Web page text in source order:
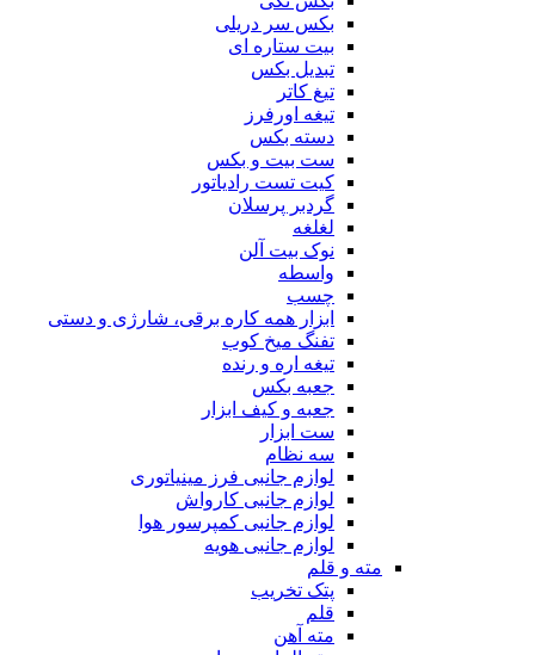
بکس سر دریلی
بیت ستاره ای
تبدیل بکس
تیغ کاتر
تیغه اورفرز
دسته بکس
ست بیت و بکس
کیت تست رادیاتور
گردبر پرسلان
لغلغه
نوک بیت آلن
واسطه
چسب
ابزار همه کاره برقی، شارژی و دستی
تفنگ میخ کوب
تیغه اره و رنده
جعبه بکس
جعبه و کیف ابزار
ست ابزار
سه نظام
لوازم جانبی فرز مینیاتوری
لوازم جانبی کارواش
لوازم جانبی کمپرسور هوا
لوازم جانبی هویه
مته و قلم
پتک تخریب
قلم
مته آهن